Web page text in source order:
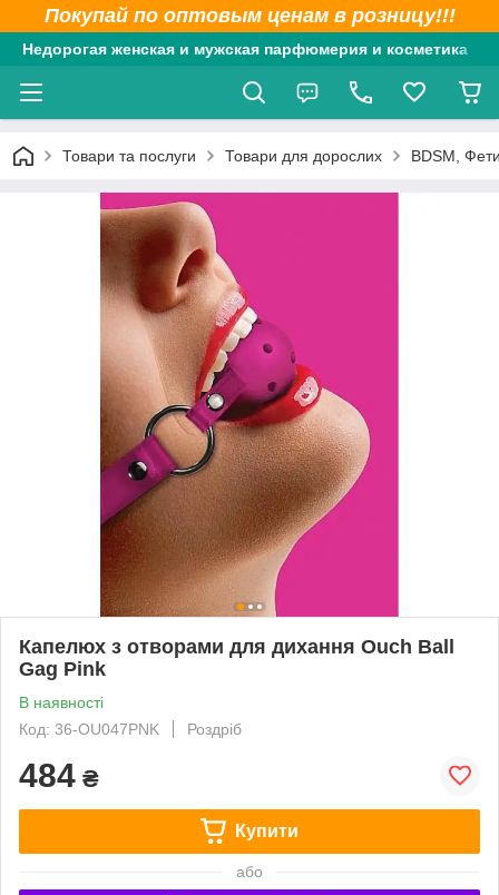
Покупай по оптовым ценам в розницу!!!
Недорогая женская и мужская парфюмерия и косметика
Товари та послуги Товари для дорослих BDSM,
Капелюх з отворами для дихання Ouch Ball
Gag Pink
В наявності
Код: 36-OU047PNK
Роздріб
484 ₴
Купити
або